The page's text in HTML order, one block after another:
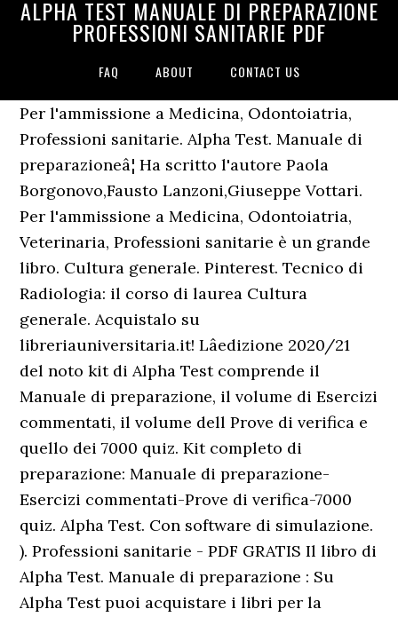
ALPHA TEST MANUALE DI PREPARAZIONE
PROFESSIONI SANITARIE PDF
FAQ ABOUT CONTACT US
Per l'ammissione a Medicina, Odontoiatria,
Professioni sanitarie. Alpha Test. Manuale di
preparazioneâ¦ Ha scritto l'autore Paola
Borgonovo,Fausto Lanzoni,Giuseppe Vottari.
Per l'ammissione a Medicina, Odontoiatria,
Veterinaria, Professioni sanitarie è un grande
libro. Cultura generale. Pinterest. Tecnico di
Radiologia: il corso di laurea Cultura
generale. Acquistalo su
libreriauniversitaria.it! Lâedizione 2020/21
del noto kit di Alpha Test comprende il
Manuale di preparazione, il volume di Esercizi
commentati, il volume dell Prove di verifica e
quello dei 7000 quiz. Kit completo di
preparazione: Manuale di preparazione-
Esercizi commentati-Prove di verifica-7000
quiz. Alpha Test. Con software di simulazione.
). Professioni sanitarie - PDF GRATIS Il libro di
Alpha Test. Manuale di preparazione : Su
Alpha Test puoi acquistare i libri per la